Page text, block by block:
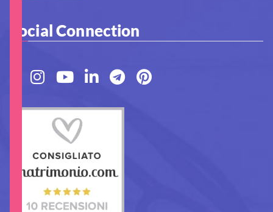
Social Connection